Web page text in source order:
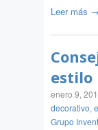
Leer más →
estilo
enero 9,
decorativo,
Grupo